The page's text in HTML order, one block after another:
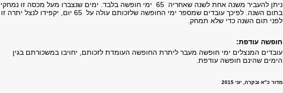
ניתן להעביר משנה אחת לשנה שאחריה 65 ימי חופשה בלבד. ימים שנצברו מעל מכסה זו
בתום השנה. לפיכך עובדים שמספר ימי החופשה שלזכותם עולה על 65 יום, יקפידו לנצל יתרה זו
לפני תום השנה כדי שלא תמחק.
חופשה עודפת:
עובדים המנצלים ימי חופשה מעבר ליתרת החופשה העומדת לזכותם, יחויבו במשכורתם בגין
הימים שהינם חופשה עודפת.
מדור כ"א ובקרה, יוני 2015